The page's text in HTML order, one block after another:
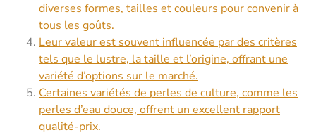
diverses formes, tailles et couleurs pour convenir à
tous les goûts.
Leur valeur est souvent influencée par des critères
tels que le lustre, la taille et l’origine, offrant une
variété d’options sur le marché.
Certaines variétés de perles de culture, comme les
perles d’eau douce, offrent un excellent rapport
qualité-prix.